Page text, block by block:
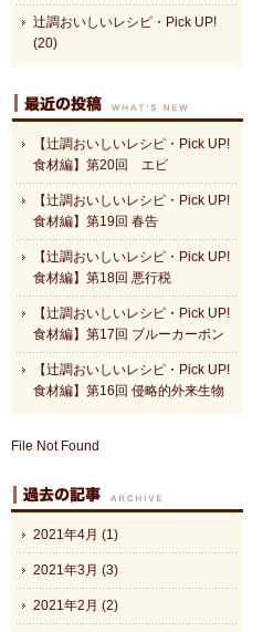
辻調おいしいレシピ・Pick UP!
(20)
【辻調おいしいレシピ・Pick UP!
食材編】第20回 エビ
【辻調おいしいレシピ・Pick UP!
食材編】第19回 春告
【辻調おいしいレシピ・Pick UP!
食材編】第18回 悪行税
【辻調おいしいレシピ・Pick UP!
食材編】第17回 ブルーカーボン
【辻調おいしいレシピ・Pick UP!
食材編】第16回 侵略的外来生物
File Not Found
2021年4月 (1)
2021年3月 (3)
2021年2月 (2)